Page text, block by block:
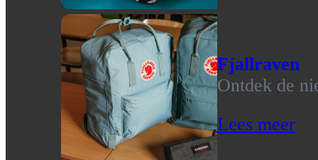
Fjallraven
Ontdek de
Lees meer